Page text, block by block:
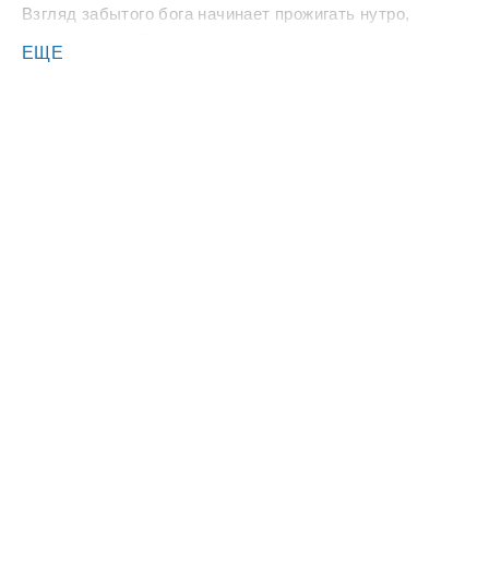
Взгляд забытого бога начинает прожигать нутро,
Ты в отчаянии, бывший аристократ на обочине жизни,
ЕЩЕ